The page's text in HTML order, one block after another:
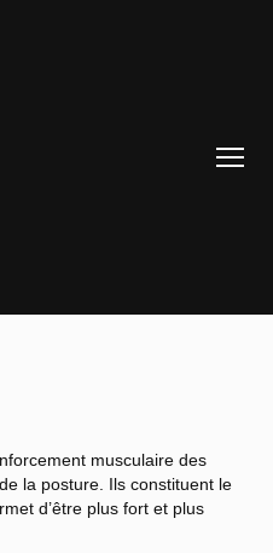
musculaire des
la posture. Ils constituent le
d’être plus fort et plus